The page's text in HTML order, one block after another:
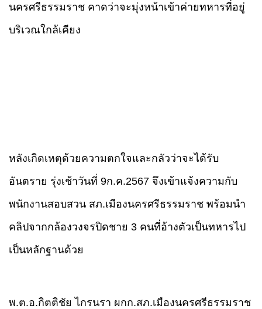
นครศรีธรรมราช คาดว่าจะมุ่งหน้าเข้าค่ายทหารที่อยู่
บริเวณใกล้เคียง
หลังเกิดเหตุด้วยความตกใจและกลัวว่าจะได้รับ
อันตราย รุ่งเช้าวันที่ 9ก.ค.2567 จึงเข้าแจ้งความกับ
พนักงานสอบสวน สภ.เมืองนครศรีธรรมราช พร้อมนำ
คลิปจากกล้องวงจรปิดชาย 3 คนที่อ้างตัวเป็นทหารไป
เป็นหลักฐานด้วย
พ.ต.อ.กิตติชัย ไกรนรา ผกก.สภ.เมืองนครศรีธรรมราช